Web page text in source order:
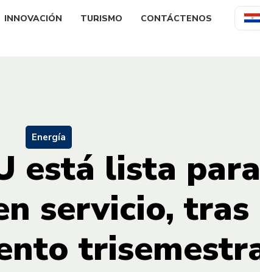
INNOVACIÓN TURISMO CONTÁCTENOS
Energía
está lista
servicio, tras